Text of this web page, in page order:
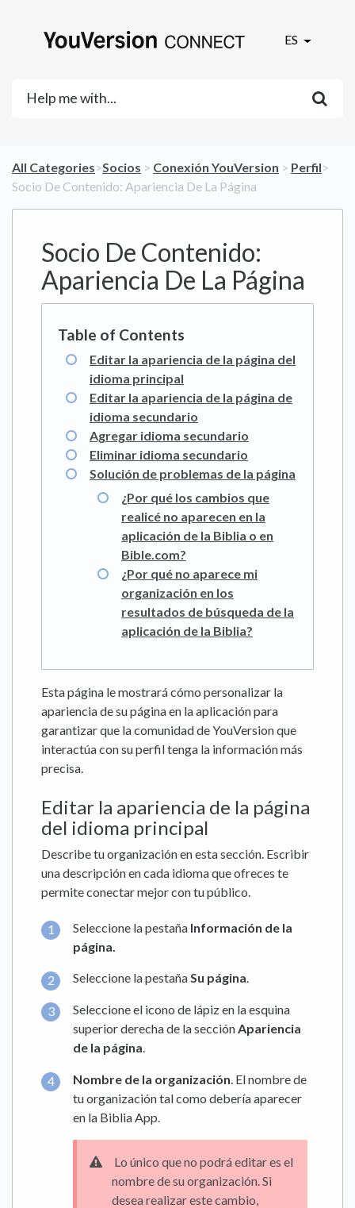
ES
All Categories​>​​Socios ​ > ​ ​Conexión YouVersion ​ > ​ ​Perfil​>​
Socio De Contenido: Apariencia De La Página
Socio De Contenido:
Apariencia De La Página
Editar la apariencia de la página del
idioma principal
Editar la apariencia de la página de
idioma secundario
Agregar idioma secundario
Eliminar idioma secundario
Solución de problemas de la página
¿Por qué los cambios que
realicé no aparecen en la
aplicación de la Biblia o en
Bible.com?
¿Por qué no aparece mi
organización en los
resultados de búsqueda de la
aplicación de la Biblia?
Esta página le mostrará cómo personalizar la
apariencia de su página en la aplicación para
garantizar que la comunidad de YouVersion que
interactúa con su perfil tenga la información más
precisa.
Editar la apariencia de la página
del idioma principal
Describe tu organización en esta sección. Escribir
una descripción en cada idioma que ofreces te
permite conectar mejor con tu público.
Seleccione la pestaña Información de la
página.
Seleccione la pestañaSu página.
Seleccione el icono de lápiz en la esquina
superior derecha de la secciónApariencia
de la página.
Nombre de la organización . El nombre de
tu organización tal como debería aparecer
en la Biblia App.
Lo único que no podrá editar es el
nombre de su organización. Si
desea realizar este cambio,